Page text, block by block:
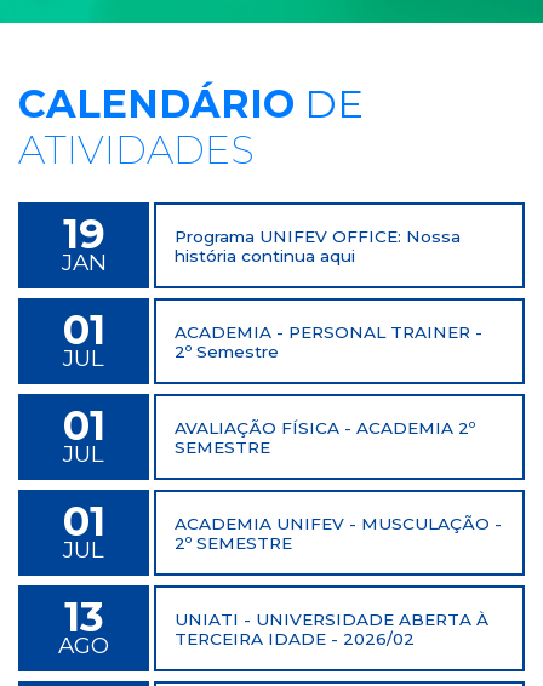
CALENDÁRIO DE
ATIVIDADES
19
JAN
Programa UNIFEV OFFICE: Nossa
história continua aqui
01
JUL
ACADEMIA - PERSONAL TRAINER -
2º Semestre
01
JUL
AVALIAÇÃO FÍSICA - ACADEMIA 2º
SEMESTRE
01
JUL
ACADEMIA UNIFEV - MUSCULAÇÃO -
2º SEMESTRE
13
AGO
UNIATI - UNIVERSIDADE ABERTA À
TERCEIRA IDADE - 2026/02